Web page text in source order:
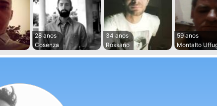
28 anos
Cosenza
34 anos
Rossano
59 anos
Montalto